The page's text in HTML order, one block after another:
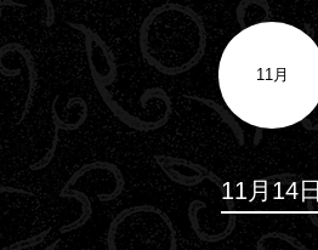
11月
11月14日